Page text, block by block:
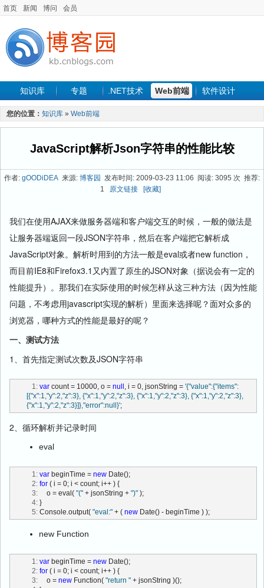
首页 新闻 博问 会员
知识库 专题 .NET技术 Web前端 软件设计
手机开发 软件工程
最新文章
您的位置： 知识库 » Web前端
JavaScript解析Json字符串的性能比较
作者: gOODiDEA 来源: 博客园 发布时间: 2009-03-23 11:06 阅读: 3095 次 推荐:
1
原文链接 [收藏]
我们在使用AJAX来做服务器端和客户端交互的时候，一般的做法是
让服务器端返回一段JSON字符串，然后在客户端把它解析成
JavaScript对象。解析时用到的方法一般是eval或者new function，
而目前IE8和Firefox3.1又内置了原生的JSON对象（据说会有一定的
性能提升）。那我们在实际使用的时候怎样从这三种方法（因为性能
问题，不考虑用javascript实现的解析）里面来选择呢？面对众多的
浏览器，哪种方式的性能是最好的呢？
一、测试方法
1、首先指定测试次数及JSON字符串
   1:
var count = 10000, o = null , i = 0, jsonString = '{"value":{"items":
[{"x":1,"y":2,"z":3}, {"x":1,"y":2,"z":3}, {"x":1,"y":2,"z":3}, {"x":1,"y":2,"z":3},
{"x":1,"y":2,"z":3}]},"error":null}';
2、循环解析并记录时间
eval
   1:
var beginTime = new Date();
   2:
for ( i = 0; i < count; i++ ) {
   3:
     o = eval(
"(" + jsonString + ")" );
   4:
}
   5:
Console.output( "eval:" + ( new Date() - beginTime ) );
new Function
   1:
var beginTime = new Date();
   2:
for ( i = 0; i < count; i++ ) {
   3:
     o =
new Function( "return " + jsonString )();